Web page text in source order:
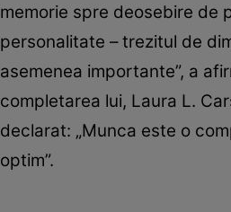
memorie spre deosebire de
personalitate – trezitul de
asemenea importante”, a
completarea lui, Laura L.
declarat: „Munca este o
optim”.